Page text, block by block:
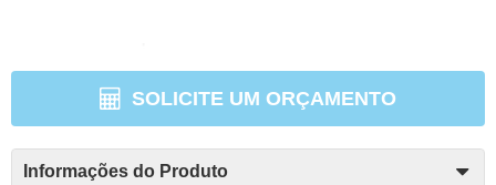
SOLICITE UM ORÇAMENTO
Informações do Produto